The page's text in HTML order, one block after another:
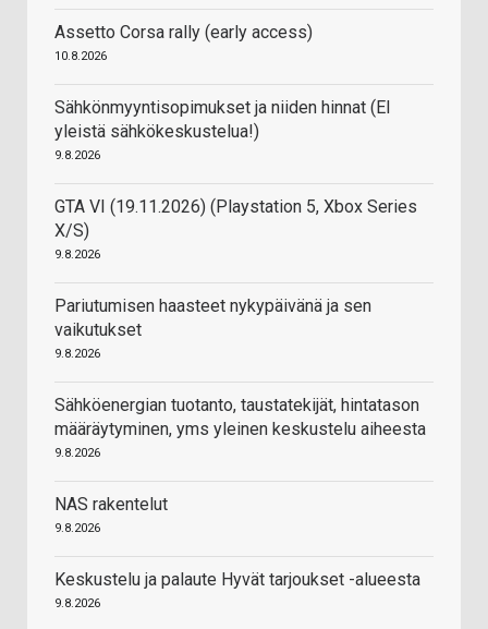
Assetto Corsa rally (early access)
10.8.2026
Sähkönmyyntisopimukset ja niiden hinnat (EI
yleistä sähkökeskustelua!)
9.8.2026
GTA VI (19.11.2026) (Playstation 5, Xbox Series
X/S)
9.8.2026
Pariutumisen haasteet nykypäivänä ja sen
vaikutukset
9.8.2026
Sähköenergian tuotanto, taustatekijät, hintatason
määräytyminen, yms yleinen keskustelu aiheesta
9.8.2026
NAS rakentelut
9.8.2026
Keskustelu ja palaute Hyvät tarjoukset -alueesta
9.8.2026